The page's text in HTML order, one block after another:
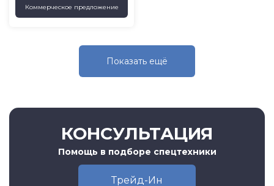
Коммерческое предложение
Показать eщё
КОНСУЛЬТАЦИЯ
Помощь в подборе спецтехники
Трейд-Ин